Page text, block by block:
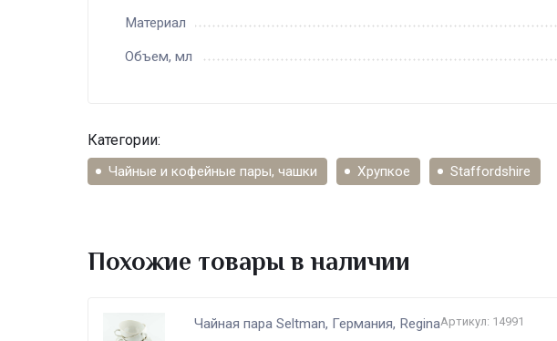
Материал
Объем, мл
Категории:
Чайные и кофейные пары, чашки Хрупкое Staffordshire
Похожие товары в наличии
Чайная пара Seltman, Германия, ReginaАртикул: 14991